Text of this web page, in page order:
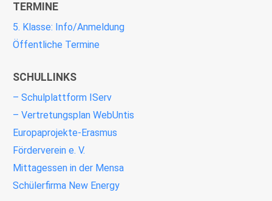
TERMINE
5. Klasse: Info/Anmeldung
Öffentliche Termine
SCHULLINKS
– Schulplattform IServ
– Vertretungsplan WebUntis
Europaprojekte-Erasmus
Förderverein e. V.
Mittagessen in der Mensa
Schülerfirma New Energy